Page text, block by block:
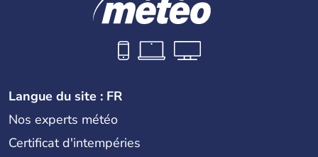
Langue du site : FR
Nos experts météo
Certificat d'intempéries